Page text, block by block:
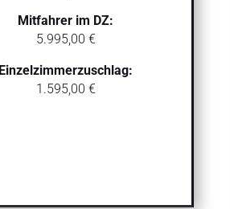
Mitfahrer im DZ:
5.995,00 €
Einzelzimmerzuschlag:
1.595,00 €